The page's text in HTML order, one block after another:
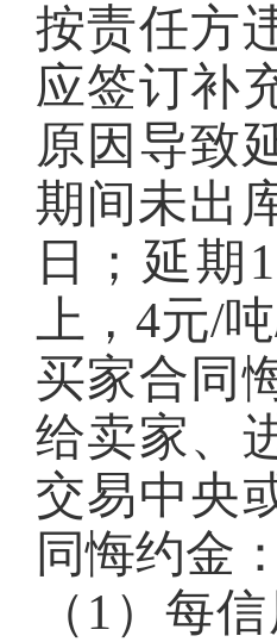
按责任方
应签订补
原因导致
期间未出
日；延期
上，4元/
买家合同
给卖家、
交易中央
同悔约金：
（1）每